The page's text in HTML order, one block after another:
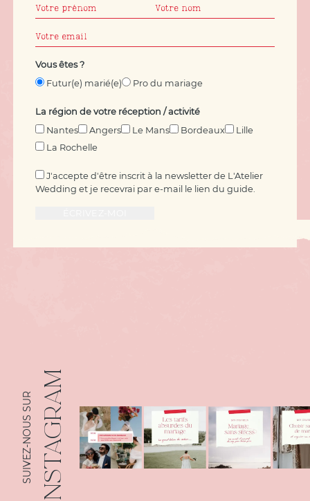
Vous êtes ?
Futur(e) marié(e)
Pro du mariage
La région de votre réception / activité
Nantes
Angers Le Mans Bordeaux
Lille
La Rochelle
J'accepte d'être inscrit à la newsletter de L'Atelier
Wedding et je recevrai par e-mail le lien du guide.
INSTAGRAM
SUIVEZ-NOUS SUR